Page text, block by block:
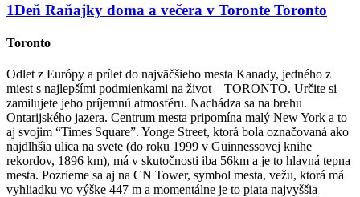
1Deň Raňajky doma a večera v Toronte Toronto
Toronto
Odlet z Európy a prílet do najväčšieho mesta Kanady, jedného z
miest s najlepšími podmienkami na život – TORONTO. Určite si
zamilujete jeho príjemnú atmosféru. Nachádza sa na brehu
Ontarijského jazera. Centrum mesta pripomína malý New York a to
aj svojim “Times Square”. Yonge Street, ktorá bola označovaná ako
najdlhšia ulica na svete (do roku 1999 v Guinnessovej knihe
rekordov, 1896 km), má v skutočnosti iba 56km a je to hlavná tepna
mesta. Pozrieme sa aj na CN Tower, symbol mesta, vežu, ktorá má
vyhliadku vo výške 447 m a momentálne je to piata najvyššia